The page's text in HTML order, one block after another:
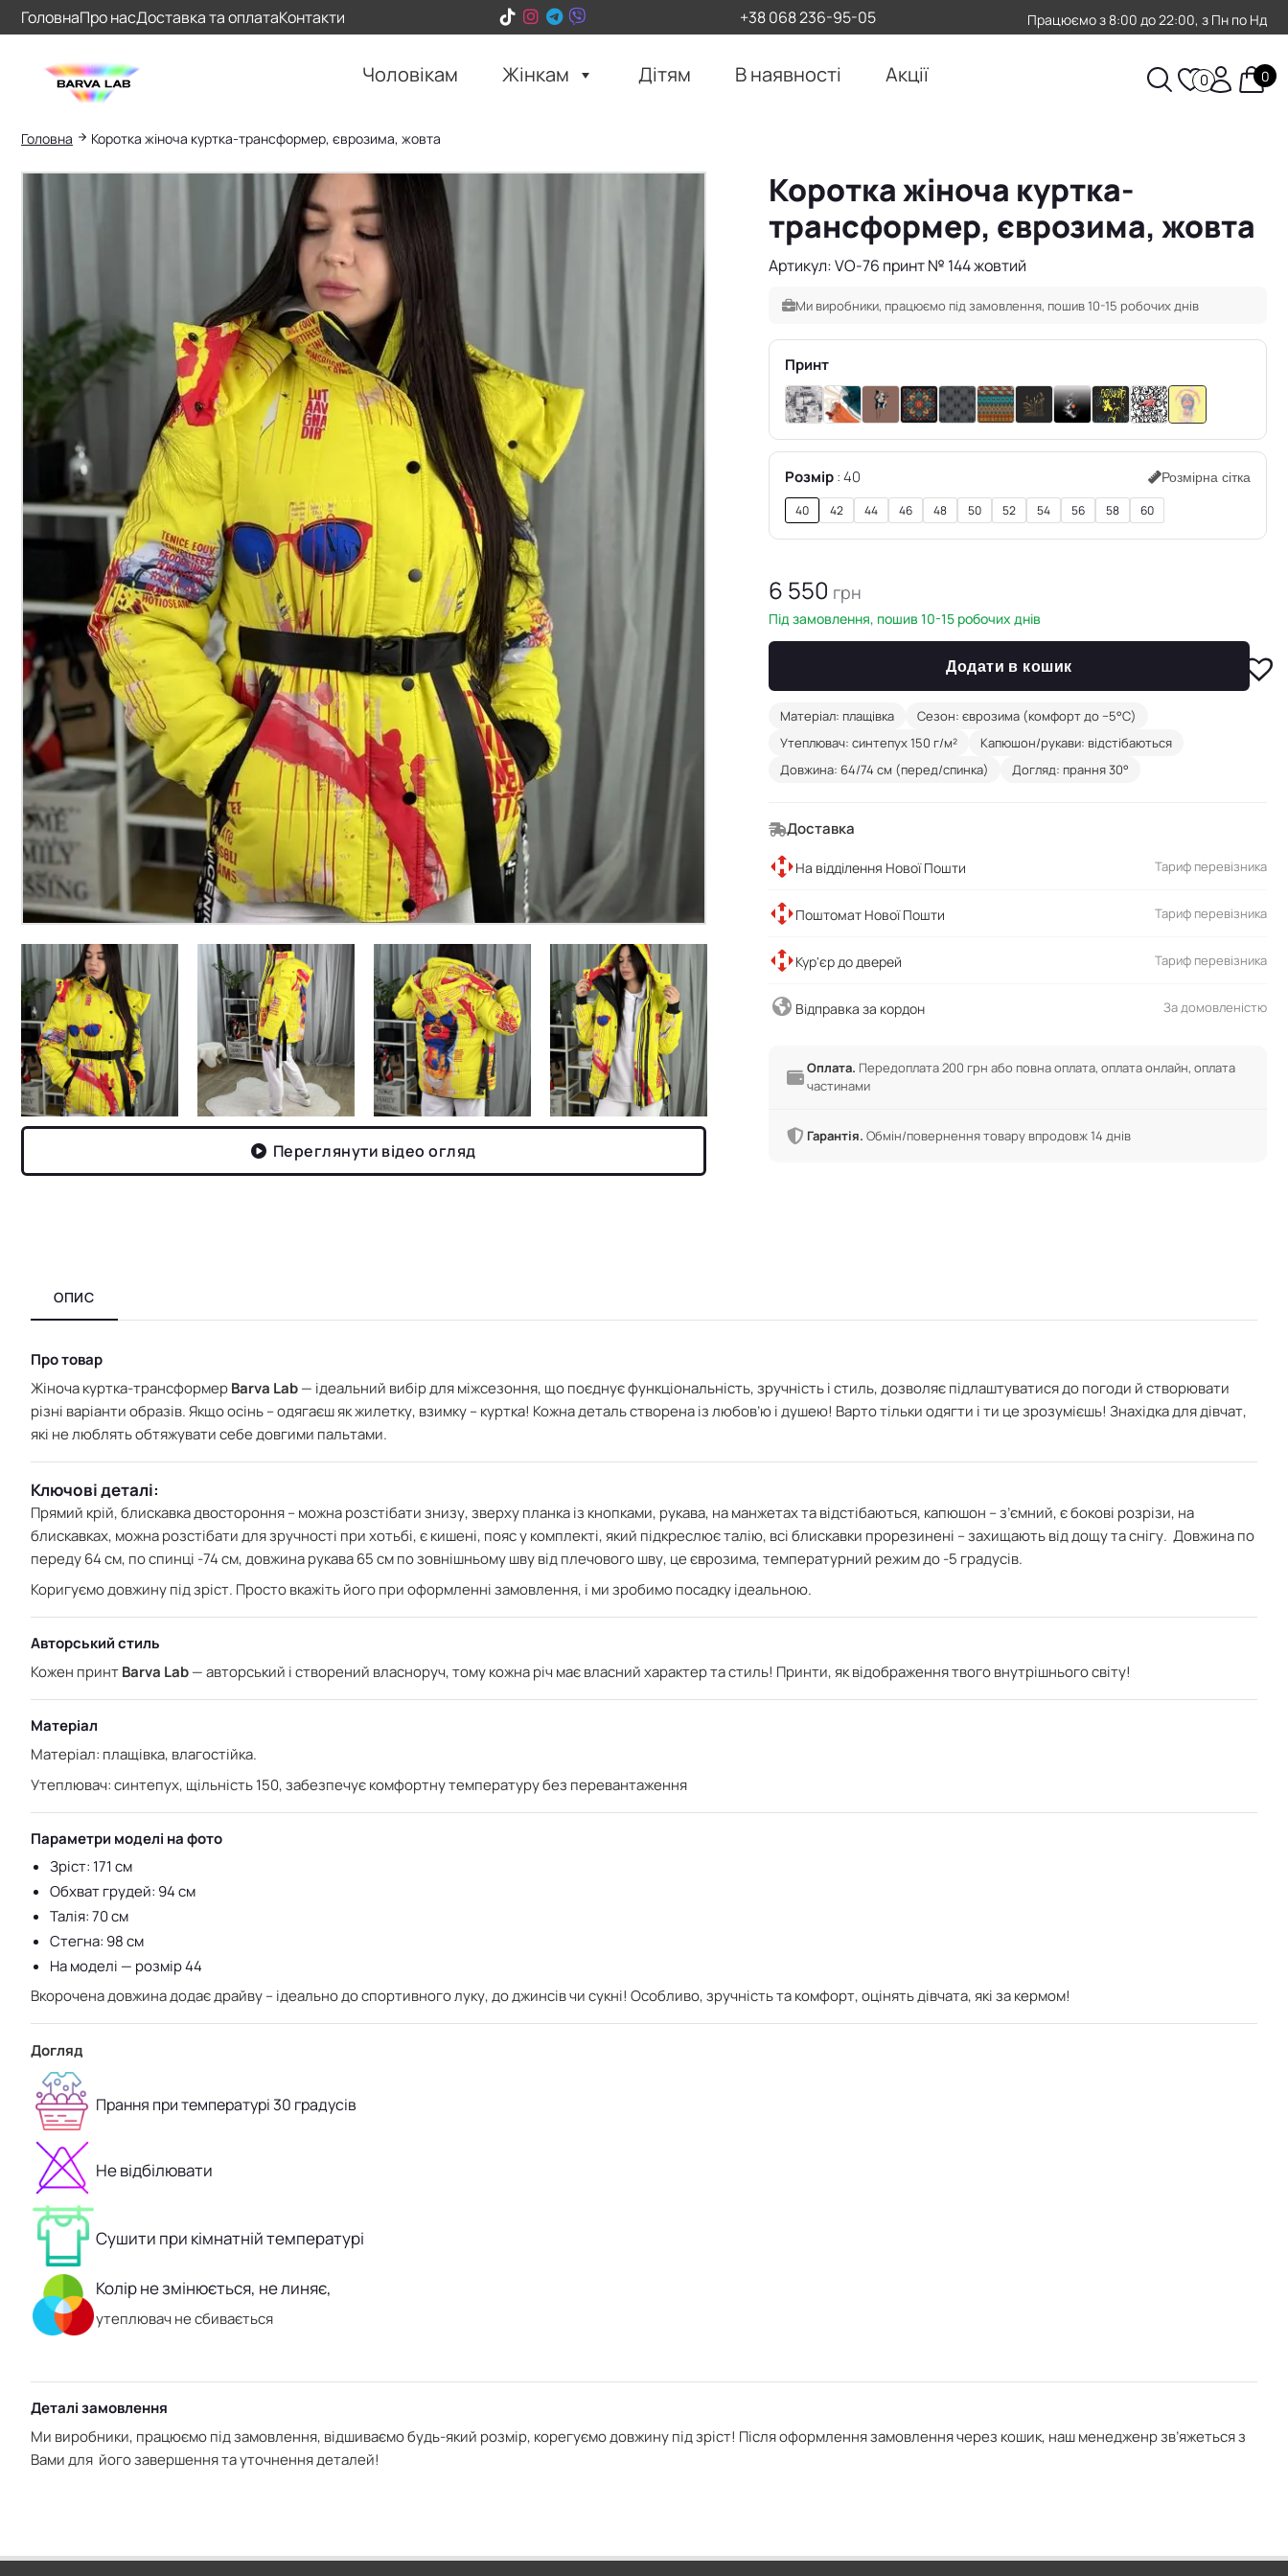
ГоловнаПро насДоставка та оплатаКонтакти +38 068 236-95-05 Працюємо з 8:00 до 22:00, з Пн по Нд
Чоловікам Жінкам Дітям В наявності Акції 0 0
Пошук
Головна Коротка жіноча куртка-трансформер, єврозима, жовта
Переглянути відео огляд
Коротка жіноча куртка-
трансформер, єврозима, жовта
Артикул: VO-76 принт № 144 жовтий
Ми виробники, працюємо під замовлення, пошив 10-15 робочих днів
Принт
Розмір 40 Розмірна сітка
40 42 44 46 48 50 52 54 56 58 60
6 550 грн
Під замовлення, пошив 10-15 робочих днів
Додати в кошик
Матеріал: плащівка
Сезон: єврозима (комфорт до −5°C)
Утеплювач: синтепух 150 г/м²
Капюшон/рукави: відстібаються
Довжина: 64/74 см (перед/спинка)
Догляд: прання 30°
Доставка
На відділення Нової Пошти Тариф перевізника
Поштомат Нової Пошти Тариф перевізника
Кур'єр до дверей Тариф перевізника
Відправка за кордон За домовленістю
Оплата. Передоплата 200 грн або повна оплата, оплата онлайн, оплата
частинами
Гарантія. Обмін/повернення товару впродовж 14 днів
ОПИС
Про товар
Жіноча куртка-трансформерBarva Lab— ідеальний вибір для міжсезоння, що поєднує функціональність, зручність і стиль, дозволяє підлаштуватися до погоди й створювати
різні варіанти образів. Якщо осінь – одягаєш як жилетку, взимку – куртка! Кожна деталь створена із любов’ю і душею! Варто тільки одягти і ти це зрозумієшь! Знахідка для дівчат,
які не люблять обтяжувати себе довгими пальтами.
Ключові деталі:
Прямий крій, блискавка двостороння – можна розстібати знизу, зверху планка із кнопками, рукава, на манжетах та відстібаються, капюшон – з’ємний, є бокові розрізи, на
блискавках, можна розстібати для зручності при хотьбі, є кишені, пояс у комплекті, який підкреслює талію, всі блискавки прорезинені – захищають від дощу та снігу. Довжина по
переду 64 см, по спинці -74 см, довжина рукава 65 см по зовнішньому шву від плечового шву, це єврозима, температурний режим до -5 градусів.
Коригуємо довжину під зріст. Просто вкажіть його при оформленні замовлення, і ми зробимо посадку ідеальною.
Авторський стиль
Кожен принтBarva Lab— авторський і створений власноруч, тому кожна річ має власний характер та стиль! Принти, як відображення твого внутрішнього світу!
Матеріал
Матеріал: плащівка, влагостійка.
Утеплювач: синтепух, щільність 150, забезпечує комфортну температуру без перевантаження
Параметри моделі на фото
Зріст: 171 см
Обхват грудей: 94 см
Талія: 70 см
Стегна: 98 см
На моделі — розмір 44
Вкорочена довжина додає драйву – ідеально до спортивного луку, до джинсів чи сукні! Особливо, зручність та комфорт, оцінять дівчата, які за кермом!
Догляд
Прання при температурі 30 градусів
Не відбілювати
Сушити при кімнатній температурі
Колір не змінюється, не линяє,
утеплювач не сбивається
Деталі замовлення
Ми виробники, працюємо під замовлення, відшиваємо будь-який розмір, корегуємо довжину під зріст! Після оформлення замовлення через кошик, наш менедженр зв’яжеться з
Вами для його завершення та уточнення деталей!